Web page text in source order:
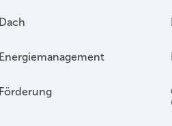
Dach
Energiemanagement
Förderung